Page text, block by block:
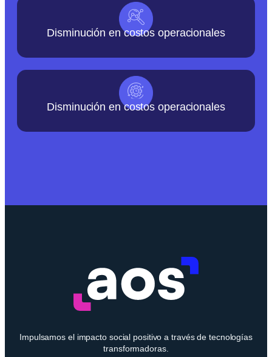
Disminución en costos operacionales
Disminución en costos operacionales
Impulsamos el impacto social positivo a través de tecnologías
transformadoras.